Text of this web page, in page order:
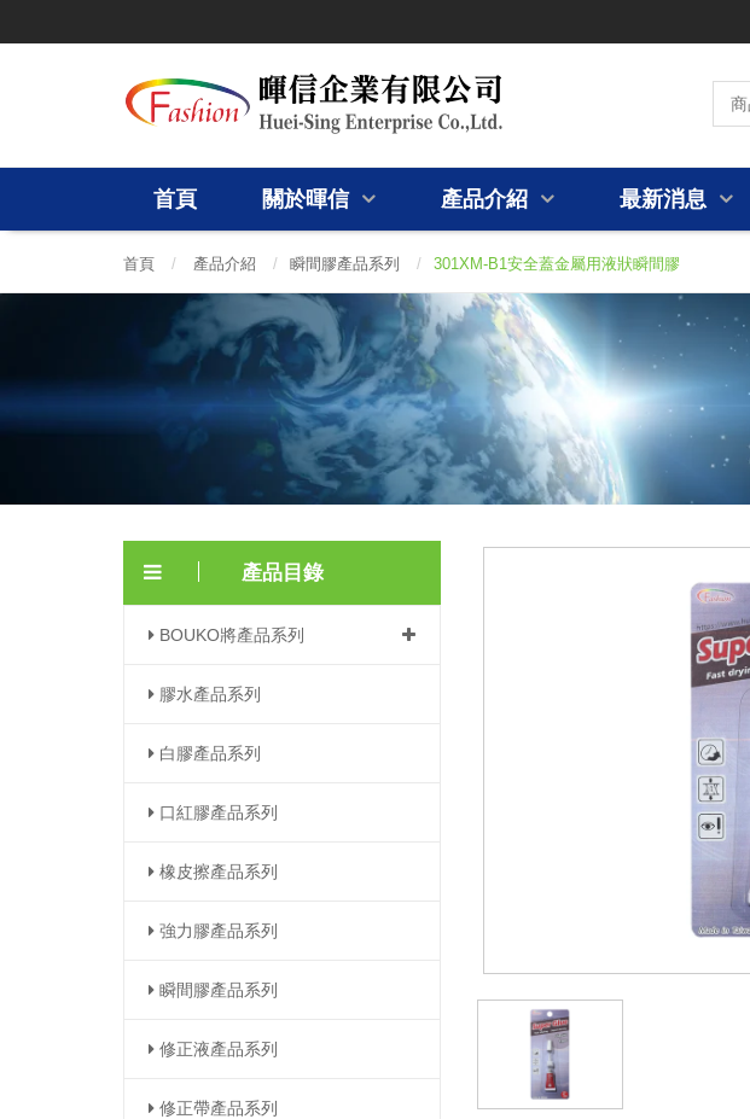
首頁 關於暉信 產品介紹 最新消息
首頁 / 產品介紹 / 瞬間膠產品系列 / 301XM-B1安全蓋金屬用液狀瞬間膠
產品目錄
BOUKO將產品系列
膠水產品系列
白膠產品系列
口紅膠產品系列
橡皮擦產品系列
強力膠產品系列
瞬間膠產品系列
修正液產品系列
修正帶產品系列